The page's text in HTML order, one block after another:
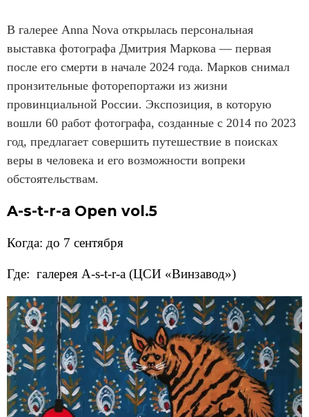
В галерее Anna Nova открылась персональная
выставка фотографа Дмитрия Маркова — первая
после его смерти в начале 2024 года. Марков снимал
пронзительные фоторепортажи из жизни
провинциальной России. Экспозиция, в которую
вошли 60 работ фотографа, созданные с 2014 по 2023
год, предлагает совершить путешествие в поисках
веры в человека и его возможности вопреки
обстоятельствам.
A-s-t-r-a Open vol.5
Когда: до 7 сентября
Где: галерея A-s-t-r-a (ЦСИ «Винзавод»)